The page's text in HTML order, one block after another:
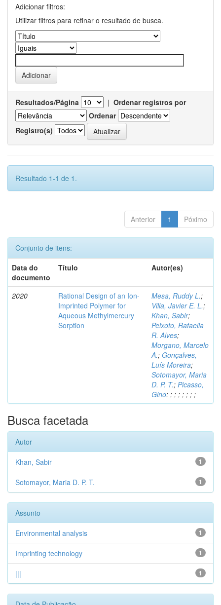
Adicionar filtros:
Utilizar filtros para refinar o resultado de busca.
Resultados/Página | Ordenar registros por
Ordenar
Registro(s)
Resultado 1-1 de 1.
Anterior 1 Póximo
Conjunto de itens:
Data do
documento
Título Autor(es)
2020
Rational Design of an Ion-
Imprinted Polymer for
Aqueous Methylmercury
Sorption
Mesa, Ruddy L.;
Villa, Javier E. L.;
Khan, Sabir;
Peixoto, Rafaella
R. Alves;
Morgano, Marcelo
A.; Gonçalves,
Luís Moreira;
Sotomayor, Maria
D. P. T.; Picasso,
Gino; ; ; ; ; ; ; ;
Busca facetada
Autor
1
Khan, Sabir
1
Sotomayor, Maria D. P. T.
Assunto
1
Environmental analysis
1
Imprinting technology
1
|||